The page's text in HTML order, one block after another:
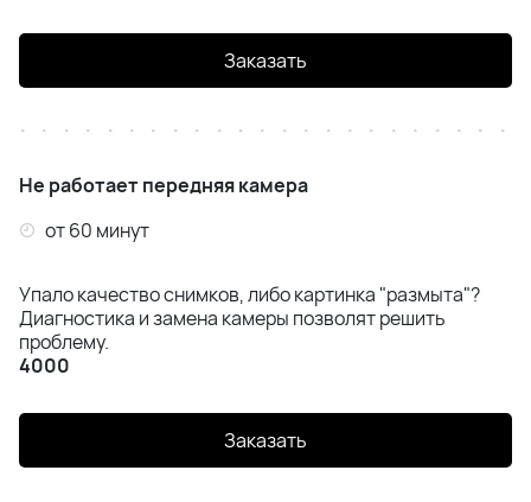
Заказать
Не работает передняя камера
от 60 минут
Упало качество снимков, либо картинка "размыта"?
Диагностика и замена камеры позволят решить
проблему.
4000
Заказать